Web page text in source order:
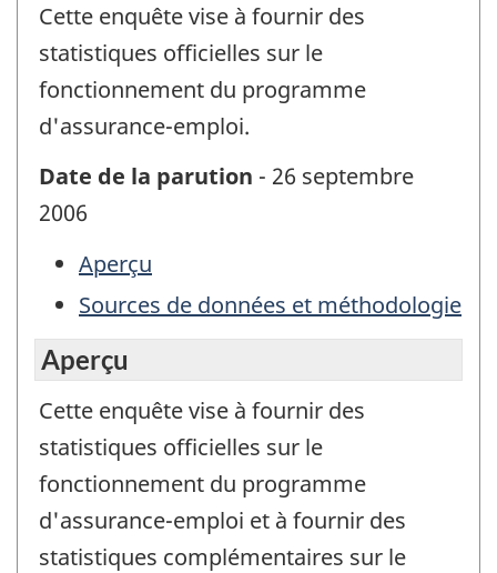
Cette enquête vise à fournir des
statistiques officielles sur le
fonctionnement du programme
d'assurance-emploi.
Date de la parution - 26 septembre
2006
Aperçu
Sources de données et méthodologie
Aperçu
Cette enquête vise à fournir des
statistiques officielles sur le
fonctionnement du programme
d'assurance-emploi et à fournir des
statistiques complémentaires sur le